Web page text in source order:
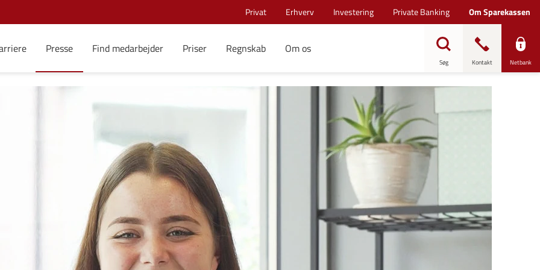
Privat Erhverv Investering Private Banking Om Sparekassen
Presse Find medarbejder Priser Regnskab Om os
Søg Kontakt Netbank